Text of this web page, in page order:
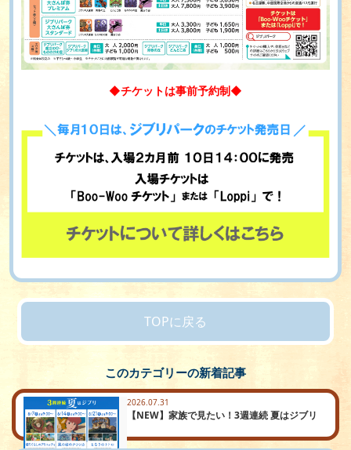
◆チケットは事前予約制◆
TOPに戻る
このカテゴリーの新着記事
2026.07.31
【NEW】家族で見たい！3週連続 夏はジブリ